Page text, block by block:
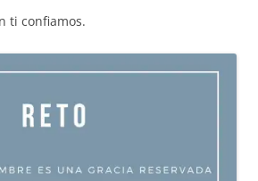
ti confiamos.